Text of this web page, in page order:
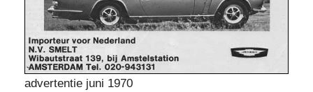
advertentie juni 1970